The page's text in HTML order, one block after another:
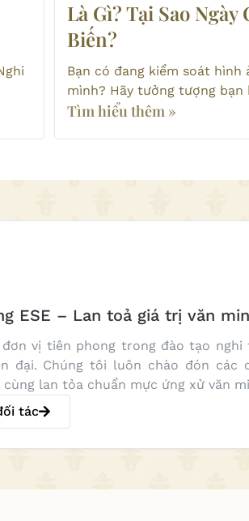
Là Gì? Tại Sao Ngày
Biến?
Bạn có đang kiểm soát hình
mình? Hãy tưởng tượng bạn
Tìm hiểu thêm »
ESE – Lan toả giá trị văn
đơn vị tiên phong trong đào tạo nghi
đại. Chúng tôi luôn chào đón các
lan tỏa chuẩn mực ứng xử văn
tác